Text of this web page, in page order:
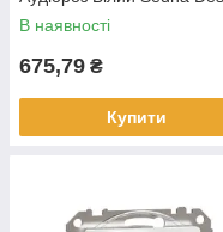
В наявності
675,79 ₴
Купити